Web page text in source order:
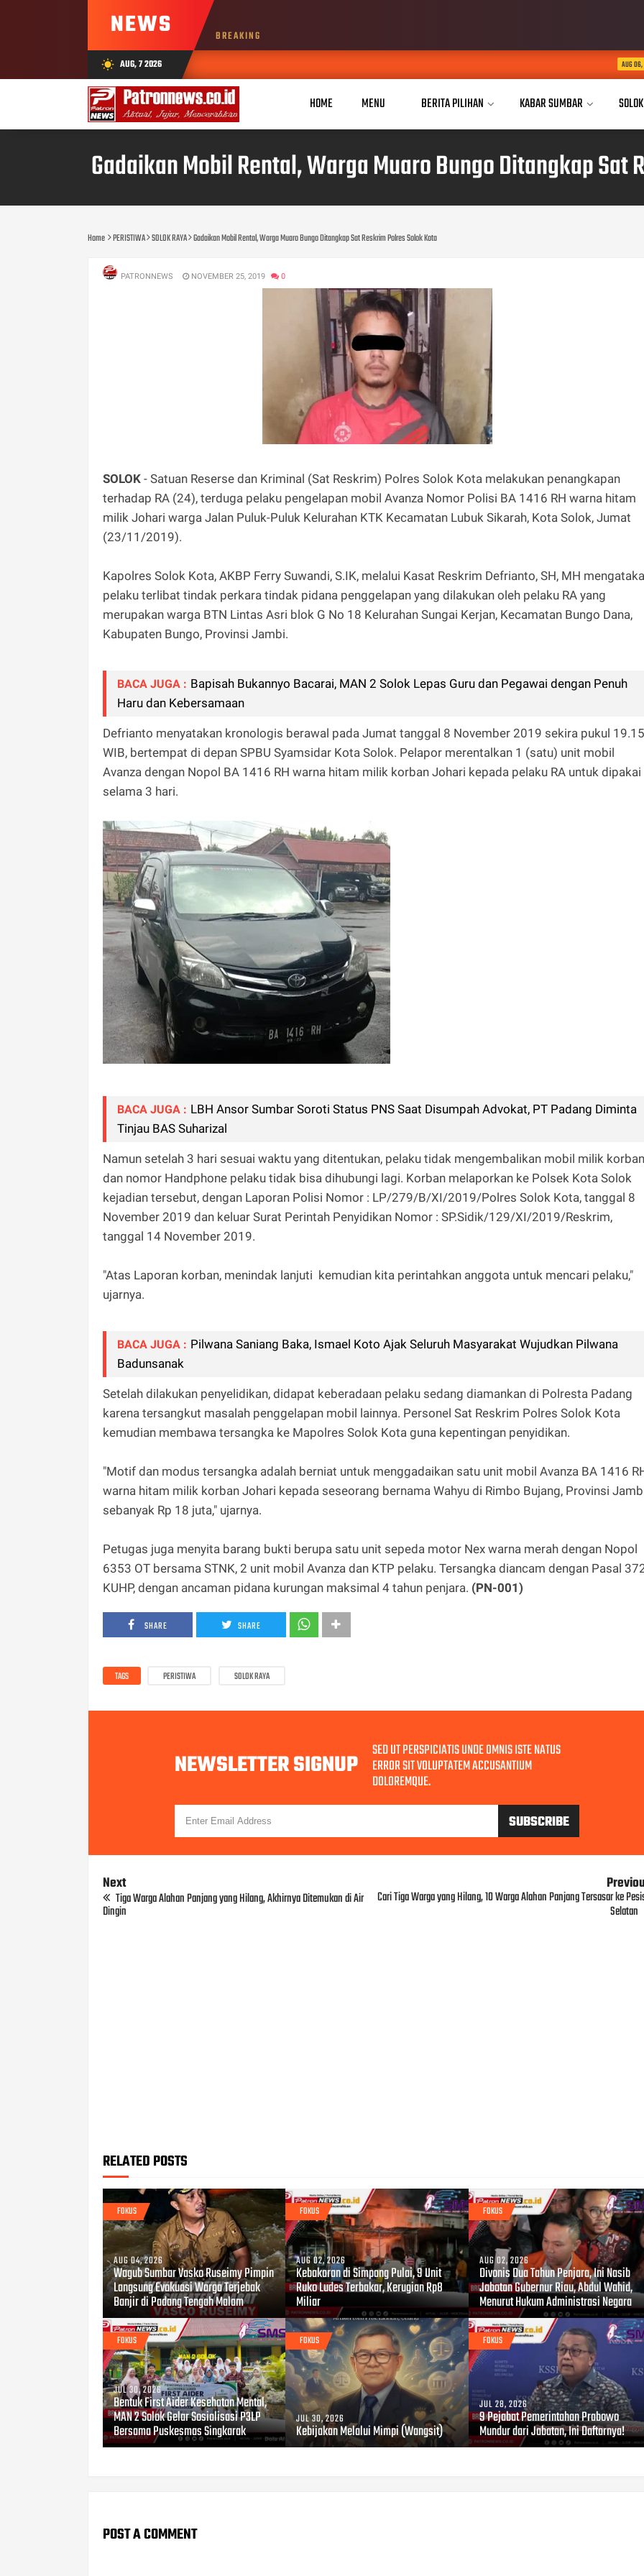
NEWS BREAKING
wb_sunny AUG, 7 2026 Dua Tahun
HOME MENU BERITA PILIHAN KABAR SUMBAR
Gadaikan Mobil Rental, Warga Muaro Bungo Ditangkap Sat
Home PERISTIWA SOLOK RAYA Gadaikan Mobil Rental, Warga Muaro Bungo Ditangkap Sat Reskrim Polres Solok Kota
PATRONNEWS NOVEMBER 25, 2019 0
SOLOK - Satuan Reserse dan Kriminal (Sat Reskrim) Polres Solok Kota melakukan penangkapan
terhadap RA (24), terduga pelaku pengelapan mobil Avanza Nomor Polisi BA 1416 RH warna hitam
milik Johari warga Jalan Puluk-Puluk Kelurahan KTK Kecamatan Lubuk Sikarah, Kota Solok, Jumat
(23/11/2019).
Kapolres Solok Kota, AKBP Ferry Suwandi, S.IK, melalui Kasat Reskrim Defrianto, SH, MH
pelaku terlibat tindak perkara tindak pidana penggelapan yang dilakukan oleh pelaku RA yang
merupakan warga BTN Lintas Asri blok G No 18 Kelurahan Sungai Kerjan, Kecamatan Bungo Dana,
Kabupaten Bungo, Provinsi Jambi.
BACA JUGA : Bapisah Bukannyo Bacarai, MAN 2 Solok Lepas Guru dan Pegawai dengan Penuh
Haru dan Kebersamaan
Defrianto menyatakan kronologis berawal pada Jumat tanggal 8 November 2019 sekira pukul 19.15
WIB, bertempat di depan SPBU Syamsidar Kota Solok. Pelapor merentalkan 1 (satu) unit mobil
Avanza dengan Nopol BA 1416 RH warna hitam milik korban Johari kepada pelaku RA untuk dipakai
selama 3 hari.
BACA JUGA : LBH Ansor Sumbar Soroti Status PNS Saat Disumpah Advokat, PT Padang Diminta
Tinjau BAS Suharizal
Namun setelah 3 hari sesuai waktu yang ditentukan, pelaku tidak mengembalikan mobil milik korban
dan nomor Handphone pelaku tidak bisa dihubungi lagi. Korban melaporkan ke Polsek Kota Solok
kejadian tersebut, dengan Laporan Polisi Nomor : LP/279/B/XI/2019/Polres Solok Kota, tanggal 8
November 2019 dan keluar Surat Perintah Penyidikan Nomor : SP.Sidik/129/XI/2019/Reskrim,
tanggal 14 November 2019.
"Atas Laporan korban, menindak lanjuti kemudian kita perintahkan anggota untuk mencari pelaku,"
ujarnya.
BACA JUGA : Pilwana Saniang Baka, Ismael Koto Ajak Seluruh Masyarakat Wujudkan Pilwana
Badunsanak
Setelah dilakukan penyelidikan, didapat keberadaan pelaku sedang diamankan di Polresta Padang
karena tersangkut masalah penggelapan mobil lainnya. Personel Sat Reskrim Polres Solok Kota
kemudian membawa tersangka ke Mapolres Solok Kota guna kepentingan penyidikan.
"Motif dan modus tersangka adalah berniat untuk menggadaikan satu unit mobil Avanza BA 1416
warna hitam milik korban Johari kepada seseorang bernama Wahyu di Rimbo Bujang, Provinsi
sebanyak Rp 18 juta," ujarnya.
Petugas juga menyita barang bukti berupa satu unit sepeda motor Nex warna merah dengan Nopol
6353 OT bersama STNK, 2 unit mobil Avanza dan KTP pelaku. Tersangka diancam dengan Pasal
KUHP, dengan ancaman pidana kurungan maksimal 4 tahun penjara. (PN-001)
SHARE SHARE
TAGS PERISTIWA SOLOK RAYA
NEWSLETTER SIGNUP SED UT PERSPICIATIS UNDE OMNIS ISTE NATUS
ERROR SIT VOLUPTATEM ACCUSANTIUM
DOLOREMQUE.
Next
Tiga Warga Alahan Panjang yang Hilang, Akhirnya Ditemukan di Air
Dingin
Cari Tiga Warga yang Hilang, 10 Warga Alahan Panjang Tersasar ke
Selatan
RELATED POSTS
FOKUS
AUG 04, 2026
Wagub Sumbar Vasko Ruseimy Pimpin
Langsung Evakuasi Warga Terjebak
Banjir di Padang Tengah Malam
FOKUS
AUG 02, 2026
Kebakaran di Simpang Pulai, 9 Unit
Ruko Ludes Terbakar, Kerugian Rp8
Miliar
FOKUS
AUG 02, 2026
Divonis Dua Tahun Penjara, Ini Nasib
Jabatan Gubernur Riau, Abdul Wahid,
Menurut Hukum Administrasi Negara
FOKUS
JUL 30, 2026
Bentuk First Aider Kesehatan Mental,
MAN 2 Solok Gelar Sosialisasi P3LP
Bersama Puskesmas Singkarak
FOKUS
JUL 30, 2026
Kebijakan Melalui Mimpi (Wangsit)
FOKUS
JUL 28, 2026
9 Pejabat Pemerintahan Prabowo
Mundur dari Jabatan, Ini Daftarnya!
POST A COMMENT